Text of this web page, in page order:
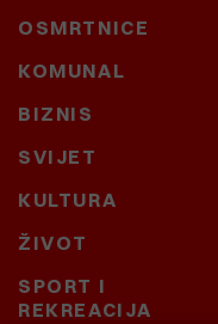
OSMRTNICE
KOMUNAL
BIZNIS
SVIJET
KULTURA
ŽIVOT
SPORT I
REKREACIJA